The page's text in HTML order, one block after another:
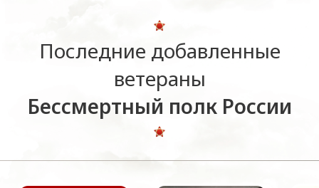
Последние добавленные
ветераны
Бессмертный полк России